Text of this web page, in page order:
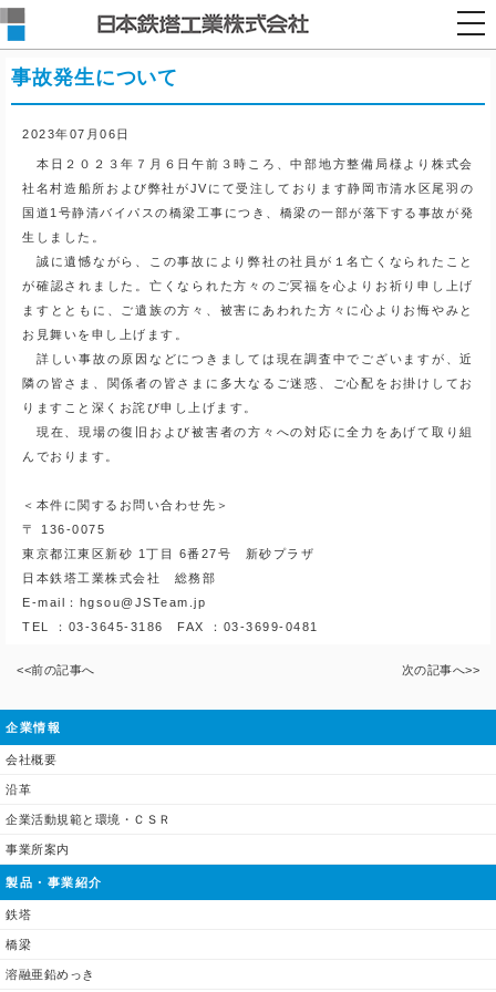
事故発生について
2023年07月06日
本日２０２３年７月６日午前３時ころ、中部地方整備局様より株式会
社名村造船所および弊社がJVにて受注しております静岡市清水区尾羽の
国道1号静清バイパスの橋梁工事につき、橋梁の一部が落下する事故が発
生しました。
誠に遺憾ながら、この事故により弊社の社員が１名亡くなられたこと
が確認されました。亡くなられた方々のご冥福を心よりお祈り申し上げ
ますとともに、ご遺族の方々、被害にあわれた方々に心よりお悔やみと
お見舞いを申し上げます。
詳しい事故の原因などにつきましては現在調査中でございますが、近
隣の皆さま、関係者の皆さまに多大なるご迷惑、ご心配をお掛けしてお
りますこと深くお詫び申し上げます。
現在、現場の復旧および被害者の方々への対応に全力をあげて取り組
んでおります。
＜本件に関するお問い合わせ先＞
〒 136-0075
東京都江東区新砂 1丁目 6番27号 新砂プラザ
日本鉄塔工業株式会社 総務部
E-mail：hgsou@JSTeam.jp
TEL ：03-3645-3186 FAX ：03-3699-0481
<<前の記事へ 次の記事へ>>
企業情報
会社概要
沿革
企業活動規範と環境・ＣＳＲ
事業所案内
製品・事業紹介
鉄塔
橋梁
溶融亜鉛めっき